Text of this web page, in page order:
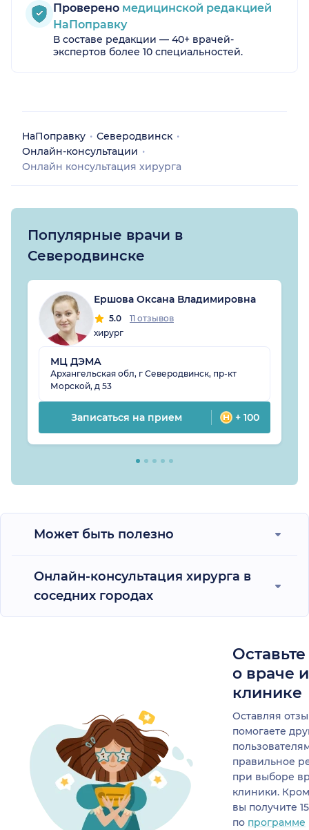
Проверено медицинской редакцией
НаПоправку
В составе редакции — 40+ врачей-
экспертов более 10 специальностей.
НаПоправку
Северодвинск
Онлайн-консультации
Онлайн консультация хирурга
Популярные врачи в
Северодвинске
Ершова Оксана Владимировна
5.0
11 отзывов
хирург
МЦ ДЭМА
Архангельская обл, г Северодвинск, пр-кт
Морской, д 53
Записаться на прием + 100
Может быть полезно
Онлайн-консультация хирурга в
соседних городах
о враче
клинике
Оставляя
помогаете
правильное
при выборе
клиники.
вы получите
по программе